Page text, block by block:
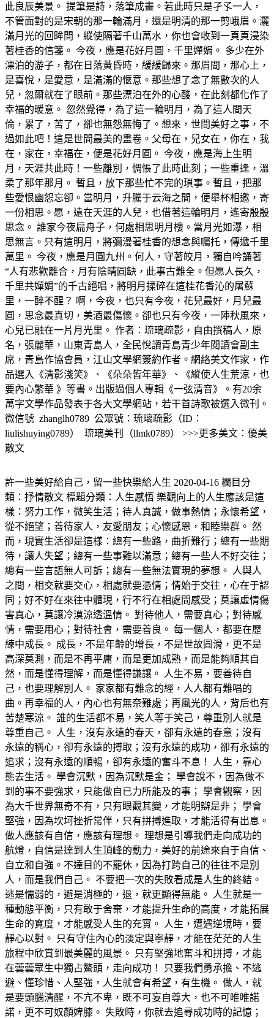
此良辰美景。 提筆是詩，落筆成畫。若此時只是孑孓一人，
不管面對的是宋朝的那一輪滿月，還是明清的那一剪峨眉。灑
滿月光的回眸間，縱使隔著千山萬水，你也會收到一頁頁浸染
著桂香的信箋。 今夜，應是花好月圓，千里嬋娟。 多少在外
漂泊的游子，都在日落黃昏時，緩緩歸來。那眉間，那心上，
是喜悅，是愛意，是滿滿的愜意。那些想了念了無數次的人
兒，忽爾就在了眼前。那些漂泊在外的心酸，在此刻都化作了
幸福的暖意。 忽然覺得，為了這一輪明月，為了這人間天
倫，累了，苦了，卻也無怨無悔了。想來，世間美好之事，不
過如此吧！這是世間最美的畫卷。父母在，兒女在，你在，我
在，家在，幸福在，便是花好月圓。 今夜，應是海上生明
月，天涯共此時！一些離別，惆悵了此時此刻；一些重逢，溫
柔了那年那月。 暫且，放下那些忙不完的瑣事。暫且，把那
些愛恨幽怨忘卻。當明月，升騰于云海之間，便舉杯相邀，寄
一份相思。愿，遠在天涯的人兒，也借著這輪明月，遙寄殷殷
思念。 誰家今夜扁舟子，何處相思明月樓。當月光如瀑，相
思無言。只有這明月，將彌漫著桂香的想念與囑托，傳遞千里
萬里。 今夜，應是月圓九州。何人，守著皎月，獨自吟誦著
“人有悲歡離合，月有陰晴圓缺，此事古難全。但愿人長久，
千里共嬋娟”的千古絕唱，將明月揉碎在這桂花香沁的屠蘇
里，一醉不醒？ 啊，今夜，也只有今夜，花兒最好，月兒最
圓，思念最真切，美酒最傷懷。卻也只有今夜，一陣秋風來，
心兒已融在一片月光里。 作者：琉璃疏影，自由撰稿人，原
名，張麗華，山東青島人，全民悅讀青島青少年閱讀會副主
席，青島作協會員，江山文學網簽約作者。網絡美文作家，作
品選入《清影淺笑》、《朵朵皆年華》、《縱使人生荒涼，也
要內心繁華 》等書。出版過個人專輯《一弦清音》。有20余
萬字文學作品發表于各大文學網站，若干首詩歌被選入微刊。
微信號 zhanglh0789 公眾號：琉璃疏影（ID：
liulishuying0789） 琉璃美刊（llmk0789） >>>更多美文：優美
散文
許一些美好給自己，留一些快樂給人生 2020-04-16 欄目分
類：抒情散文 標題分類：人生感悟 樂觀向上的人生應該是這
樣：努力工作，微笑生活；待人真誠，做事熱情；永懷希望，
從不絕望；善待家人，友愛朋友；心懷感恩，和睦樂群。 然
而，現實生活卻是這樣：總有一些路，曲折難行；總有一些期
待，讓人失望；總有一些事難以滿意；總有一些人不好交往；
總有一些言語無人可訴；總有一些無法實現的夢想。 人與人
之間，相交就要交心，相處就要憑情；情始于交往，心在于認
同；好不好在來往中體現，行不行在相處間感受；莫讓虛情傷
害真心，莫讓冷漠涼透溫情。 對待他人，需要真心；對待感
情，需要用心；對待社會，需要善良。 每一個人，都要在歷
練中成長。 成長，不是年齡的增長，不是世故圓滑，更不是
高深莫測，而是不再平庸，而是更加成熟，而是能夠順其自
然，而是懂得理解，而是懂得謙讓。 人生不易，要善待自
己，也要理解別人。 家家都有難念的經，人人都有難唱的
曲。再幸福的人，內心也有無奈難處；再風光的人，背后也有
苦楚寒涼。 誰的生活都不易，笑人等于笑己，尊重別人就是
尊重自己。 人生，沒有永遠的春天，卻有永遠的春意；沒有
永遠的稱心，卻有永遠的搏取；沒有永遠的成功，卻有永遠的
追求；沒有永遠的順暢，卻有永遠的奮斗不息！ 人生，靠心
態去生活。 學會沉默，因為沉默是金； 學會說不，因為做不
到的事不要強求，只能做自已力所能及的事； 學會觀察，因
為大千世界無奇不有，只有眼觀其變，才能明辯是非； 學會
堅強，因為坎坷挫折常伴，只有拼搏進取，才能活得有出息。
做人應該有自信，應該有理想。 理想是引導我們走向成功的
航燈，自信是達到人生頂峰的動力，美好的前途來自于自信、
自立和自強。不達目的不罷休，因為打跨自己的往往不是別
人，而是我們自己。 不要把一次的失敗看成是人生的終結。
逃是懦弱的，避是消極的，退，就更顯得無能。 人生就是一
種動態平衡，只有敢于舍棄，才能提升生命的高度，才能拓展
生命的寬度，才能感受人生的充實。 人生，遭遇逆境時，要
靜心以對。 只有守住內心的淡定與寧靜，才能在茫茫的人生
旅程中欣賞到最美麗的風景。 只有堅強地奮斗和拼搏，才能
在蕓蕓眾生中獨占鰲頭，走向成功！ 只要我們勇承擔、不逃
避、懂珍惜、人堅強，人生就會有希望，有生機。 做人，就
是要頭腦清醒，不亢不卑，既不可妄自尊大，也不可唯唯諾
諾，更不可奴顏婢膝。 失敗時，你就去追尋成功時的記憶；